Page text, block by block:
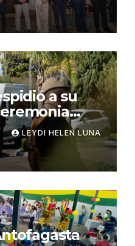
a su
LEYDI HELEN LUNA